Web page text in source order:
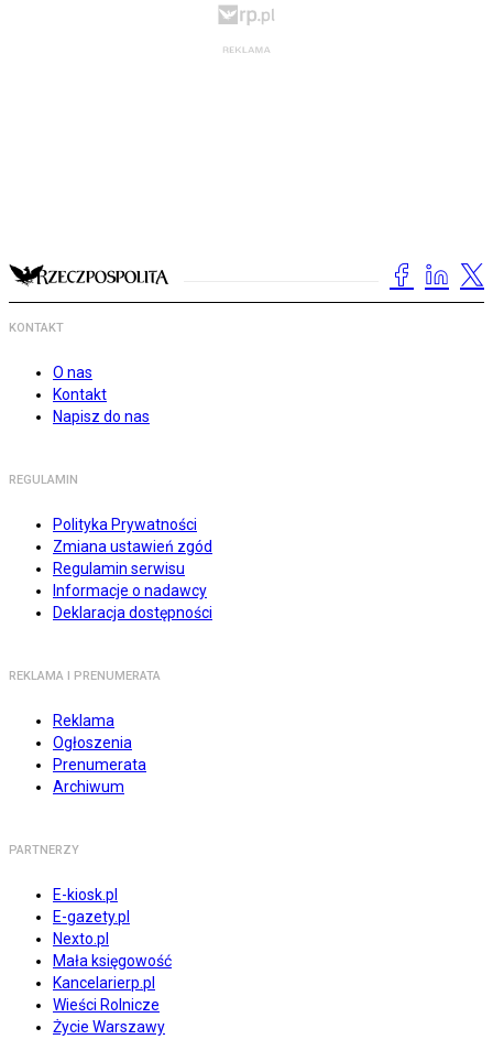
KONTAKT
O nas
Kontakt
Napisz do nas
REGULAMIN
Polityka Prywatności
Zmiana ustawień zgód
Regulamin serwisu
Informacje o nadawcy
Deklaracja dostępności
REKLAMA I PRENUMERATA
Reklama
Ogłoszenia
Prenumerata
Archiwum
PARTNERZY
E-kiosk.pl
E-gazety.pl
Nexto.pl
Mała księgowość
Kancelarierp.pl
Wieści Rolnicze
Życie Warszawy